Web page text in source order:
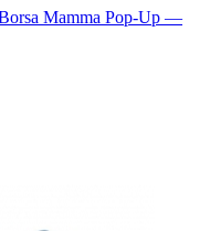
Mamma Pop-Up —